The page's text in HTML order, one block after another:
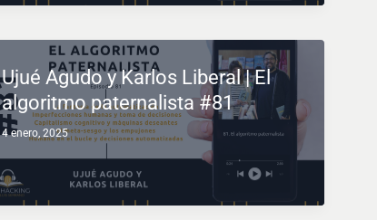
Ujué Agudo y Karlos Liberal | El
algoritmo paternalista #81
4 enero, 2025